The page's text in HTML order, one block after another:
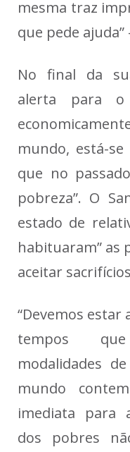
mesma traz
que pede ajuda”
No final da
alerta para
mundo, está-
que no
pobreza”. O
estado de
habituaram” as
aceitar
“Devemos estar
tempos
modalidades
mundo
imediata para
dos pobres